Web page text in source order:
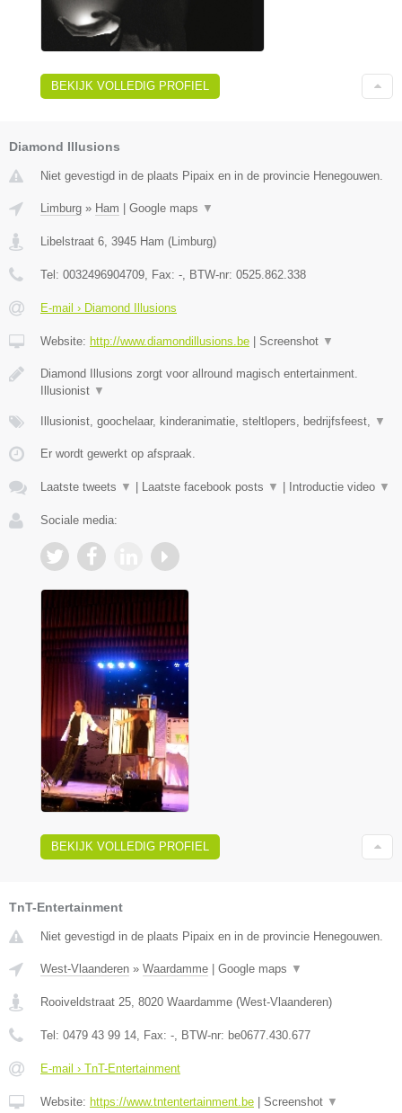
BEKIJK VOLLEDIG PROFIEL
Diamond Illusions
Niet gevestigd in de plaats Pipaix en in de provincie Henegouwen.
Limburg » Ham Google maps ▼
Libelstraat 6, 3945 Ham (Limburg)
Tel: 0032496904709, Fax: -, BTW-nr: 0525.862.338
E-mail › Diamond Illusions
Website: http://www.diamondillusions.be Screenshot ▼
Diamond Illusions zorgt voor allround magisch entertainment.
Illusionist ▼
Illusionist, goochelaar, kinderanimatie, steltlopers, bedrijfsfeest, ▼
Er wordt gewerkt op afspraak.
Laatste tweets ▼ Laatste facebook posts ▼ Introductie video ▼
Sociale media:
BEKIJK VOLLEDIG PROFIEL
TnT-Entertainment
Niet gevestigd in de plaats Pipaix en in de provincie Henegouwen.
West-Vlaanderen » Waardamme Google maps ▼
Rooiveldstraat 25, 8020 Waardamme (West-Vlaanderen)
Tel: 0479 43 99 14, Fax: -, BTW-nr: be0677.430.677
E-mail › TnT-Entertainment
Website: https://www.tntentertainment.be Screenshot ▼